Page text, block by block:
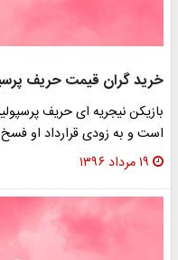
خرید گران قیمت حریف
بازیکن نیجریه ای حریف
است و به زودی قرارداد او
۱۹ مرداد ۱۳۹۶